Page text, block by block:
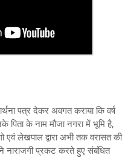
पत्र देकर अवगत कराया कि वर्ष
के नाम मौजा नगरा में भूमि है,
एवं लेखपाल द्वारा अभी तक वरासत की
ने नाराजगी प्रकट करते हुए संबंधित